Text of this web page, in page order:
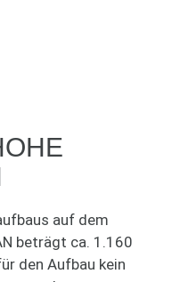
auf dem
beträgt ca. 1.160
den Aufbau kein